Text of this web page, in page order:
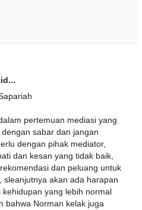
pertemuan mediasi yang
sabar dan jangan
dengan pihak mediator,
dan kesan yang tidak baik,
dan peluang untuk
sleanjutnya akan ada harapan
yang lebih normal
bahwa Norman kelak juga